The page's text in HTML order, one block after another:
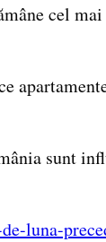
cel
sunt
luna-